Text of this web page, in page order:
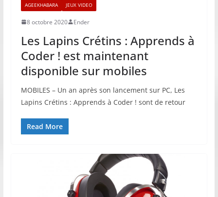
AGEEKHABARA JEUX VIDEO
8 octobre 2020 Ender
Les Lapins Crétins : Apprends à
Coder ! est maintenant
disponible sur mobiles
MOBILES – Un an après son lancement sur PC, Les
Lapins Crétins : Apprends à Coder ! sont de retour
Read More